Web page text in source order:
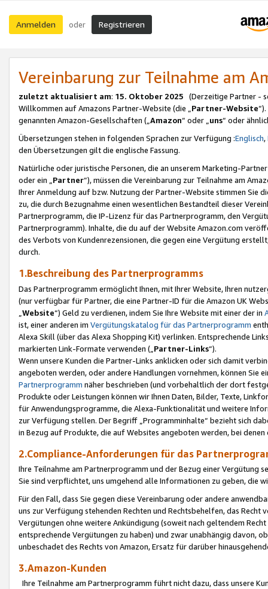
Anmelden oder Registrieren
Vereinbarung zur Teilnahme am
zuletzt aktualisiert am: 15. Oktober 2025 (Derzeitige Partner -
Willkommen auf Amazons Partner-Website (die „Partner-Website
genannten Amazon-Gesellschaften („Amazon“ oder „uns“ oder
Übersetzungen stehen in folgenden Sprachen zur Verfügung :Englisch,
den Übersetzungen gilt die englische Fassung.
Natürliche oder juristische Personen, die an unserem Marketing-
oder ein „Partner“), müssen die Vereinbarung zur Teilnahme am
Ihrer Anmeldung auf bzw. Nutzung der Partner-Website stimmen Sie
zu, die durch Bezugnahme einen wesentlichen Bestandteil dieser
Partnerprogramm, die IP-Lizenz für das Partnerprogramm, den
Partnerprogramm). Inhalte, die du auf der Website Amazon.com
des Verbots von Kundenrezensionen, die gegen eine Vergütung
durch.
1.Beschreibung des Partnerprogramms
Das Partnerprogramm ermöglicht Ihnen, mit Ihrer Website, Ihren
(nur verfügbar für Partner, die eine Partner-ID für die Amazon UK
Website“) Geld zu verdienen, indem Sie Ihre Website mit einer der in
ist, einer anderen im Vergütungskatalog für das Partnerprogramm
Alexa Skill (über das Alexa Shopping Kit) verlinken. Entsprechende
markierten Link-Formate verwenden („ Partner-Links“).
Wenn unsere Kunden die Partner-Links anklicken oder sich damit
angeboten werden, oder andere Handlungen vornehmen, können Sie
Partnerprogramm näher beschrieben (und vorbehaltlich der dort
Produkte oder Leistungen können wir Ihnen Daten, Bilder, Texte,
für Anwendungsprogramme, die Alexa-Funktionalität und weitere
zur Verfügung stellen. Der Begriff „Programminhalte“ bezieht sich
in Bezug auf Produkte, die auf Websites angeboten werden, bei
2.Compliance-Anforderungen für das
Ihre Teilnahme am Partnerprogramm und der Bezug einer Vergütung
Sie sind verpflichtet, uns umgehend alle Informationen zu geben, die
Für den Fall, dass Sie gegen diese Vereinbarung oder andere
uns zur Verfügung stehenden Rechten und Rechtsbehelfen, das
Vergütungen ohne weitere Ankündigung (soweit nach geltendem
entsprechende Vergütungen zu haben) und zwar unabhängig davon,
unbeschadet des Rechts von Amazon, Ersatz für darüber
3.Amazon-Kunden
Ihre Teilnahme am Partnerprogramm führt nicht dazu, dass unsere